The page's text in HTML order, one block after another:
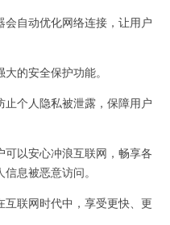
自动优化网络连接，让用户
的安全保护功能。
个人隐私被泄露，保障用户
以安心冲浪互联网，畅享各
息被恶意访问。
联网时代中，享受更快、更